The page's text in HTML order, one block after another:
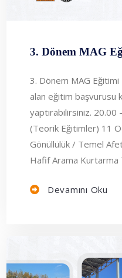
3. Dönem MAG
3. Dönem MAG
alan eğitim başvurusu
yaptırabilirsiniz.
(Teorik Eğitimler) 11
Gönüllülük / Temel
Hafif Arama Kurtarma
Devamını Oku